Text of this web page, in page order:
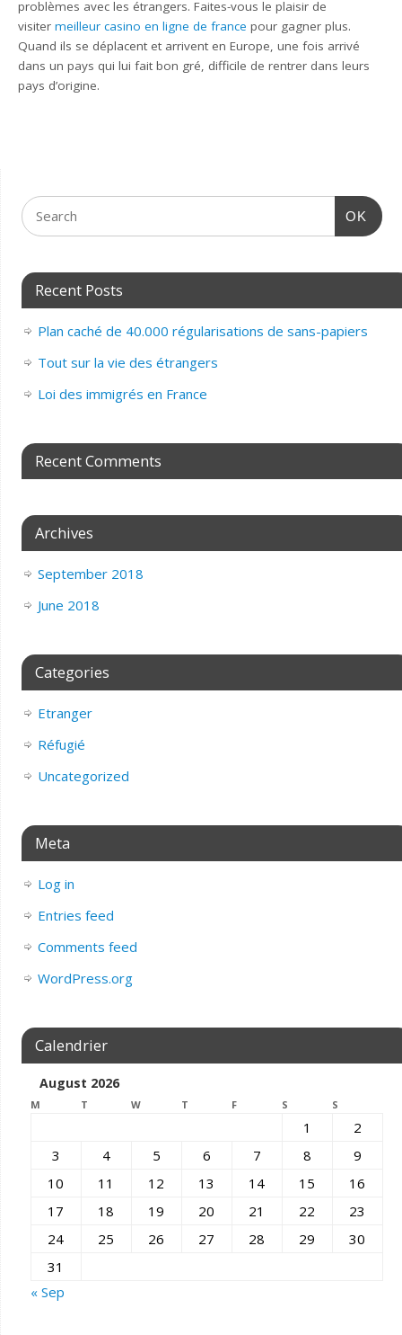
problèmes avec les étrangers. Faites-vous le plaisir de
visiter meilleur casino en ligne de france pour gagner plus.
Quand ils se déplacent et arrivent en Europe, une fois arrivé
dans un pays qui lui fait bon gré, difficile de rentrer dans leurs
pays d’origine.
OK
Recent Posts
Plan caché de 40.000 régularisations de sans-papiers
Tout sur la vie des étrangers
Loi des immigrés en France
Recent Comments
Archives
September 2018
June 2018
Categories
Etranger
Réfugié
Uncategorized
Meta
Log in
Entries feed
Comments feed
WordPress.org
Calendrier
August 2026
M T W T F S S
1
2
3
4 5 6 7 8
9
10
11 12 13 14 15
16
17
18 19 20 21 22
23
24
25 26 27 28 29
30
31
« Sep